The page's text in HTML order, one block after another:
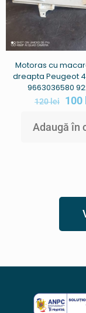
Motoras cu
dreapta Peugeot
9663036580
120lei 100
Adaugă în